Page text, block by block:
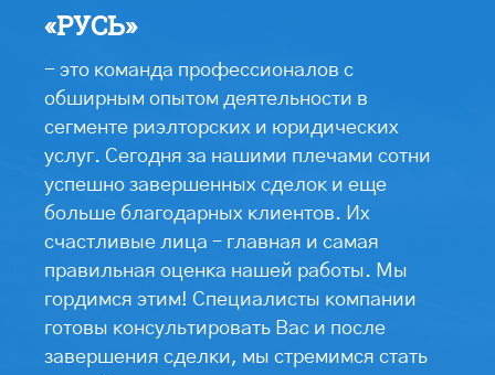
«РУСЬ»
- это команда профессионалов с
обширным опытом деятельности в
сегменте риэлторских и юридических
услуг. Сегодня за нашими плечами сотни
успешно завершенных сделок и еще
больше благодарных клиентов. Их
счастливые лица – главная и самая
правильная оценка нашей работы. Мы
гордимся этим! Специалисты компании
готовы консультировать Вас и после
завершения сделки, мы стремимся стать